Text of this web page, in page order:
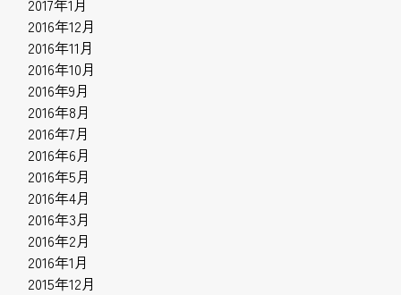
2016年12月
2016年11月
2016年10月
2016年9月
2016年8月
2016年7月
2016年6月
2016年5月
2016年4月
2016年3月
2016年2月
2016年1月
2015年12月